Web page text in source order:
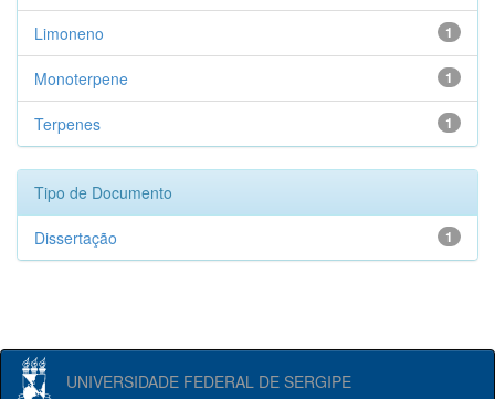
1
Limoneno
1
Monoterpene
1
Terpenes
Tipo de Documento
1
Dissertação
UNIVERSIDADE FEDERAL DE SERGIPE